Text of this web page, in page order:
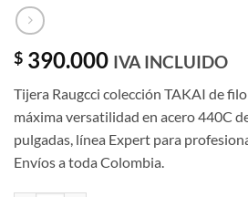
$ 390.000 IVA INCLUIDO
Tijera Raugcci colección TAKAI de
máxima versatilidad en acero 440C
pulgadas, línea Expert para
Envíos a toda Colombia.